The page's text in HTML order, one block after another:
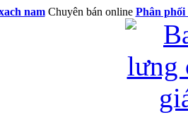
namChuyên bán online Phân phối